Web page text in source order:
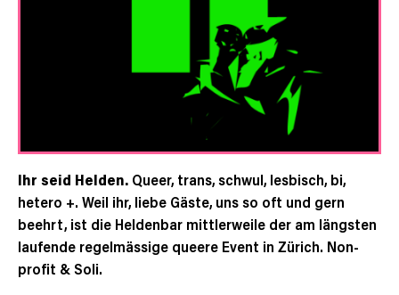
Ihr seid Helden. Queer, trans, schwul, lesbisch, bi,
hetero +. Weil ihr, liebe Gäste, uns so oft und gern
beehrt, ist die Heldenbar mittlerweile der am längsten
laufende regelmässige queere Event in Zürich. Non-
profit & Soli.